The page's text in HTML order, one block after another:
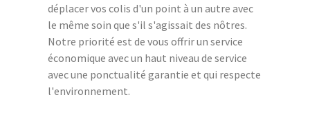
déplacer vos colis d'un point à un autre avec
le même soin que s'il s'agissait des nôtres.
Notre priorité est de vous offrir un service
économique avec un haut niveau de service
avec une ponctualité garantie et qui respecte
l'environnement.